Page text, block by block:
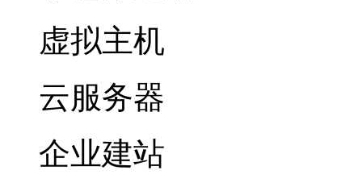
虚拟主机
云服务器
企业建站